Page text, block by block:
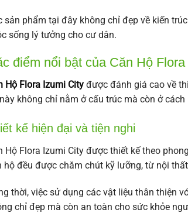
sản phẩm tại đây không chỉ đẹp về kiến
sống lý tưởng cho cư dân.
điểm nổi bật của Căn Hộ
Hộ Flora Izumi Cityđược đánh giá cao về
không chỉ nằm ở cấu trúc mà còn ở
kế hiện đại và tiện nghi
Hộ Flora Izumi City được thiết kế theo
hộ đều được chăm chút kỹ lưỡng, từ nội
thời, việc sử dụng các vật liệu thân thiện
chỉ đẹp mà còn an toàn cho sức khỏe